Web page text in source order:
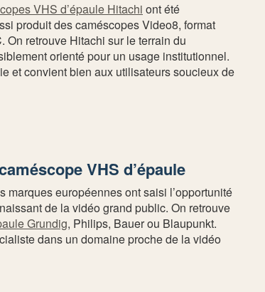
VHS d’épaule Hitachi ont été
produit des caméscopes Video8, format
On retrouve Hitachi sur le terrain du
orienté pour un usage institutionnel.
et convient bien aux utilisateurs soucieux de
VHS d’épaule
marques européennes ont saisi l’opportunité
de la vidéo grand public. On retrouve
Grundig, Philips, Bauer ou Blaupunkt.
dans un domaine proche de la vidéo